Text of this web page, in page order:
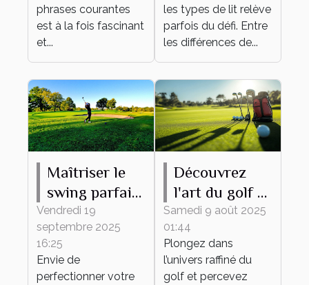
courantes
phrases courantes
est à la fois fascinant
et...
les types de lit relève
parfois du défi. Entre
les différences de...
Maîtriser le
swing parfait :
conseils et
techniques
Vendredi 19
septembre 2025
16:25
Envie de
perfectionner votre
Découvrez
l'art du golf à
travers des
équipements
de haute
qualité
Samedi 9 août 2025
01:44
Plongez dans
l’univers raffiné du
golf et percevez